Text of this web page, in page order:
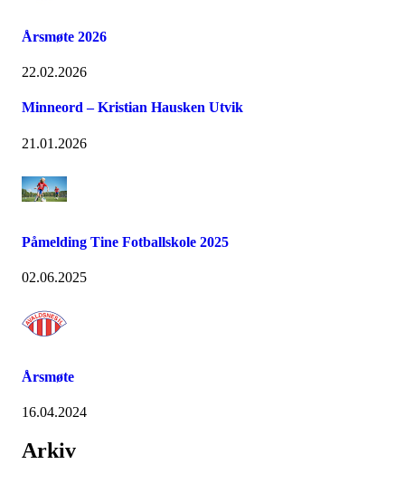
Årsmøte 2026
22.02.2026
Minneord – Kristian Hausken Utvik
21.01.2026
Påmelding Tine Fotballskole 2025
02.06.2025
Årsmøte
16.04.2024
Arkiv